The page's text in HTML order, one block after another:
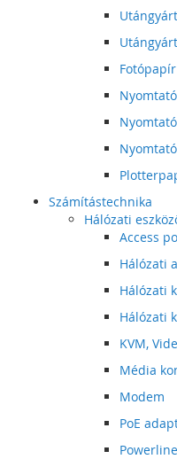
Fotópapír
Számítástechnika
Hálózati
Access
Hálózati
Hálózati
Hálózati
KVM,
Média
Modem
PoE
Powerline